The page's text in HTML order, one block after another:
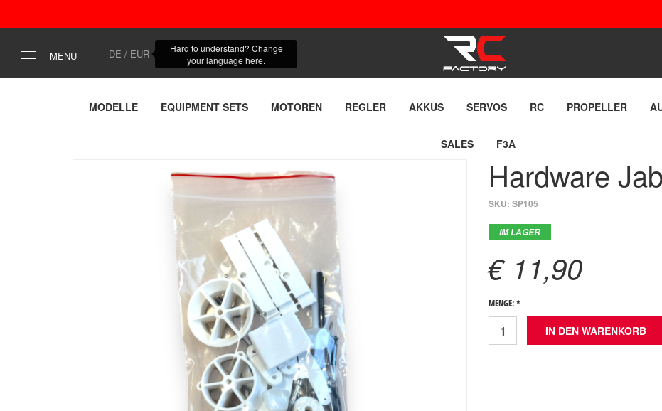
-
MENU DE / EUR
Hard to understand? Change
your language here.
MODELLE EQUIPMENT SETS MOTOREN REGLER AKKUS SERVOS RC PROPELLER
SALES F3A
Hardware
SKU: SP105
IM LAGER
€ 11,90
MENGE: *